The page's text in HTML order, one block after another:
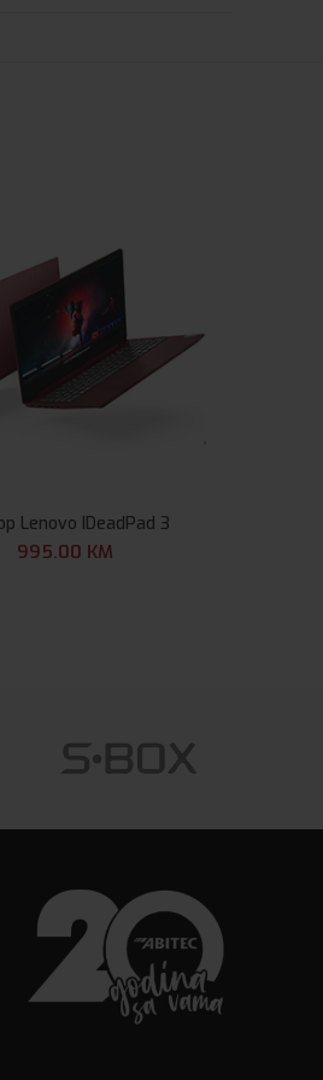
Lenovo IDeadPad 3
995.00 KM